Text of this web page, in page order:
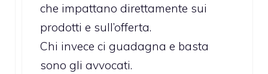
che impattano direttamente sui
prodotti e sull’offerta.
Chi invece ci guadagna e basta
sono gli avvocati.